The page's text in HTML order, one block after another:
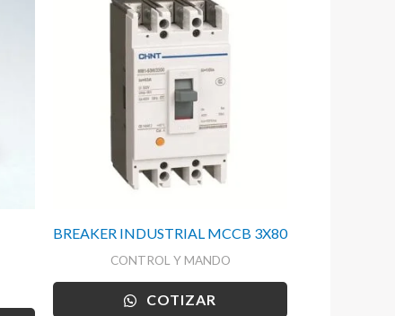
BREAKER INDUSTRIAL MCCB 3X80
CONTROL Y MANDO
COTIZAR